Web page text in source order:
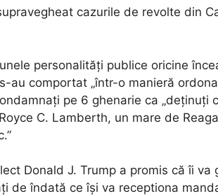
cazurile de revolte din
personalități publice oricine
au comportat „într-o manieră
pe 6 ghenarie ca „deținuți
C. Lamberth, un mare de
Donald J. Trump a promis că îi va
de îndată ce își va receptiona